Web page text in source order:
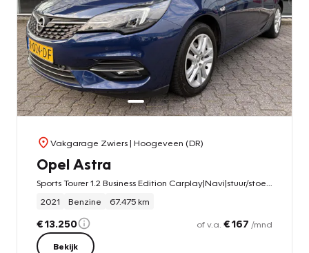
Vakgarage Zwiers| Hoogeveen (DR)
Opel Astra
2021
Benzine 67.475 km
€ 13.250 of v.a. € 167 /mnd
Bekijk